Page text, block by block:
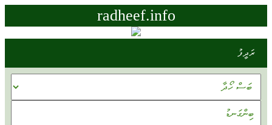
radheef.info
ރަދީފު